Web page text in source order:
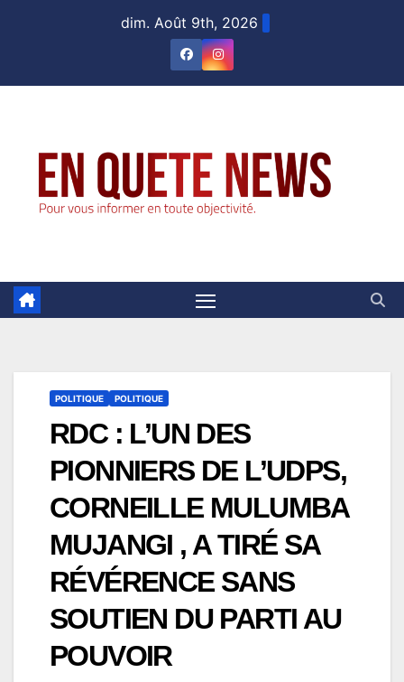
dim. Août 9th, 2026
POLITIQUE POLITIQUE
RDC : L’UN DES
PIONNIERS DE L’UDPS,
CORNEILLE MULUMBA
MUJANGI , A TIRÉ SA
RÉVÉRENCE SANS
SOUTIEN DU PARTI AU
POUVOIR